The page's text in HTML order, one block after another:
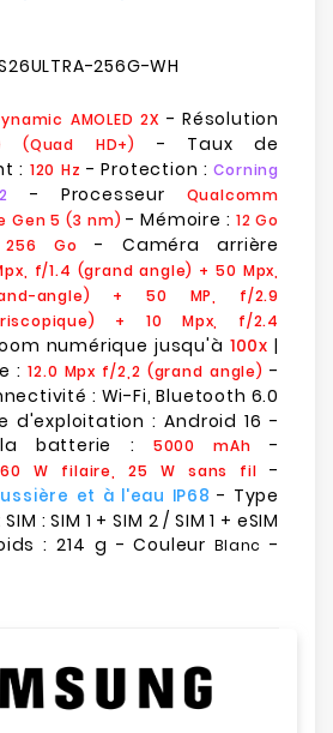
256G-WH
AMOLED 2X - Résolution
(Quad HD+)
- Taux de
: 120 Hz - Protection : Corning
- Processeur Qualcomm
Gen 5 (3 nm) - Mémoire : 12 Go
Go
- Caméra arrière
f/1.4 (grand angle) + 50 Mpx,
angle) + 50 MP, f/2.9
+ 10 Mpx, f/2.4
numérique jusqu'à 100x |
:12.0 Mpx f/2,2 (grand angle) -
: Wi-Fi, Bluetooth 6.0
d'exploitation : Android 16 -
batterie :
5000 mAh
-
60 W filaire, 25 W sans fil -
et à l'eau IP68 - Type
: SIM 1 + SIM 2 / SIM 1 + eSIM
: 214 g - CouleurBlanc -